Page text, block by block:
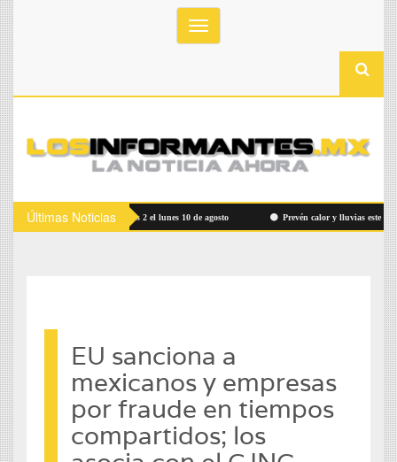
Toggle
navigation
Últimas Noticias
Ruta Bowí UACH Campus 2 el lunes 10 de agosto Prevén calor y lluvias este viernes
EU sanciona a
mexicanos y empresas
por fraude en tiempos
compartidos; los